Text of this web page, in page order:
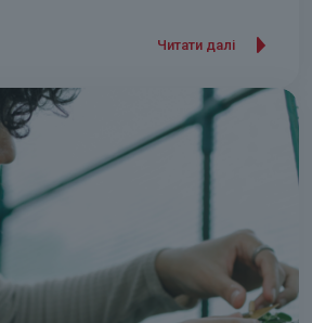
Читати далі